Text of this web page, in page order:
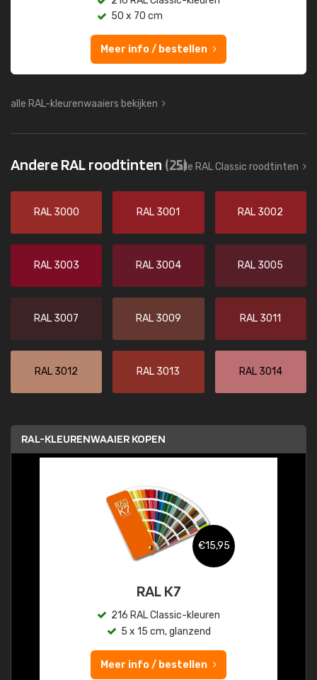
50 x 70 cm
Meer info / bestellen
alle RAL-kleurenwaaiers bekijken
Andere RAL roodtinten (25)alle RAL Classic roodtinten
RAL 3000 RAL 3001 RAL 3002
RAL 3003 RAL 3004 RAL 3005
RAL 3007 RAL 3009 RAL 3011
RAL 3012 RAL 3013 RAL 3014
RAL-KLEURENWAAIER KOPEN
€15,95
RAL K7
216 RAL Classic-kleuren
5 x 15 cm, glanzend
Meer info / bestellen